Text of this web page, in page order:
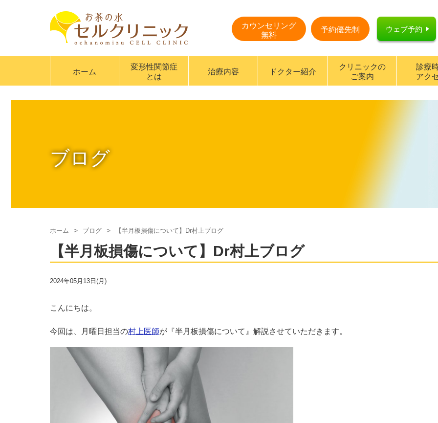
カウンセリング
無料
予約優先制 ウェブ予約
ホーム
変形性関節症
とは
治療内容 ドクター紹介
クリニックの
ご案内
診療
アク
ブログ
ホーム ブログ 【半月板損傷について】Dr村上ブログ
【半月板損傷について】Dr村上ブログ
2024年05月13日(月)
こんにちは。
今回は、月曜日担当の村上医師が『半月板損傷について』解説させていただきます。